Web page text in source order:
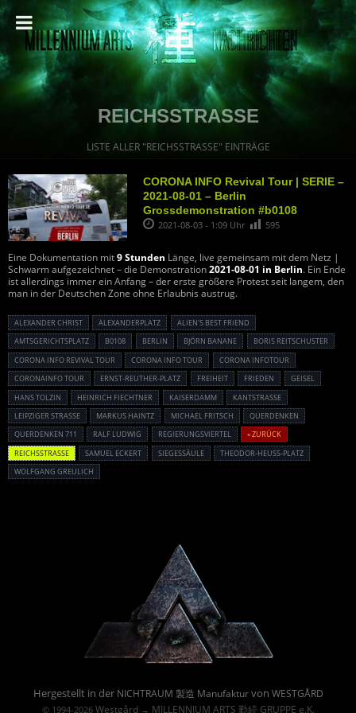
REICHSSTRASSE
LISTE ALLER "REICHSSTRASSE" EINTRÄGE
CORONA INFO Revival Tour | SERIE –
2021-08-01 – Berlin
Grossdemonstration #b0108
2021-08-03 - 1:09 Uhr 595
Eine Dokumentation mit9 Stunden Länge, live gemeinsam mit dem Netz |
Schwarm aufgezeichnet – die Demonstration2021-08-01 in Berlin. Ein Ende
ist allerdings immer ein Anfang – der erste größere Protest seit langem, den
man in der Deutschen Zone ohne Erlaubnis austrug.
ALEXANDER CHRIST ALEXANDERPLATZ
ALIEN'S BEST FRIEND
AMTSGERICHTSPLATZ
B0108 BERLIN BJÖRN BANANE
BORIS REITSCHUSTER
CORONA INFO REVIVAL TOUR
CORONA INFO TOUR
CORONA INFOTOUR
CORONAINFO TOUR
ERNST-REUTHER-PLATZ FREIHEIT FRIEDEN
GEISEL
HANS TOLZIN
HEINRICH FIECHTNER KAISERDAMM
KANTSTRASSE
LEIPZIGER STRASSE
MARKUS HAINTZ MICHAEL FRITSCH
QUERDENKEN
QUERDENKEN 711
RALF LUDWIG REGIERUNGSVIERTEL
« ZURÜCK
REICHSSTRASSE
SAMUEL ECKERT SIEGESSÄULE
THEODOR-HEUSS-PLATZ
WOLFGANG GREULICH
Hergestellt in der NICHTRAUM 製造 Manufakturvon WESTGÅRD
© 1994-2026 Westgård→ MILLENNIUM ARTS 勤続 GRUPPE e.K.
Powered By :